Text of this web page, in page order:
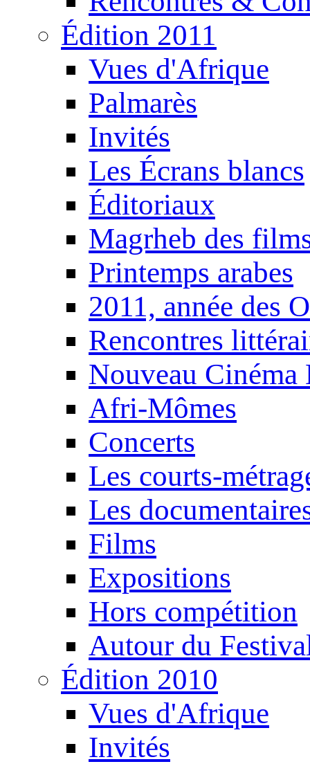
Édition 2011
Vues d'Afrique
Palmarès
Invités
Les Écrans blancs
Éditoriaux
Magrheb des
Printemps arabes
2011, année des
Rencontres
Nouveau Cinéma
Afri-Mômes
Concerts
Les courts-
Les
Films
Expositions
Hors compétition
Autour du
Édition 2010
Vues d'Afrique
Invités